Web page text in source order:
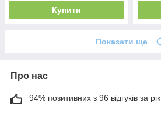
Купити
Показати ще
Про нас
94% позитивних з 96 відгуків за рік